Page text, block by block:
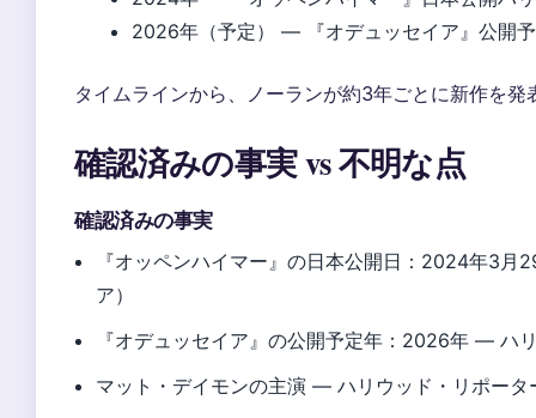
2026年（予定）
— 『オデュッセイア』公開
タイムラインから、ノーランが約3年ごとに新作を
確認済みの事実 vs 不明な点
確認済みの事実
『オッペンハイマー』の日本公開日：2024年3
ア）
『オデュッセイア』の公開予定年：2026年 — ハ
マット・デイモンの主演 — ハリウッド・リポー